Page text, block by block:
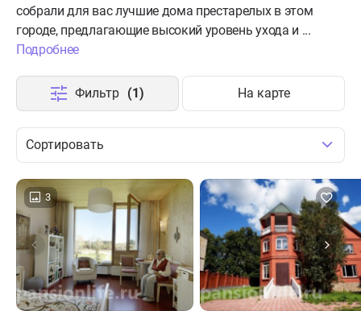
собрали для вас лучшие дома престарелых в этом
городе, предлагающие высокий уровень ухода и ...
Подробнее
Сортировать
Фильтр (1) На карте
3